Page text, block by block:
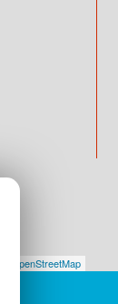
© OpenStreetMap